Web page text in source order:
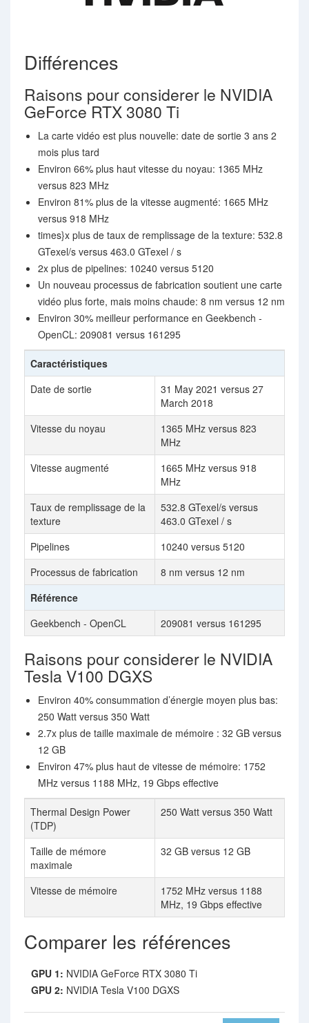
Différences
Raisons pour considerer le NVIDIA
GeForce RTX 3080 Ti
La carte vidéo est plus nouvelle: date de sortie 3 ans 2
mois plus tard
Environ 66% plus haut vitesse du noyau: 1365 MHz
versus 823 MHz
Environ 81% plus de la vitesse augmenté: 1665 MHz
versus 918 MHz
times}x plus de taux de remplissage de la texture: 532.8
GTexel/s versus 463.0 GTexel / s
2x plus de pipelines: 10240 versus 5120
Un nouveau processus de fabrication soutient une carte
vidéo plus forte, mais moins chaude: 8 nm versus 12 nm
Environ 30% meilleur performance en Geekbench -
OpenCL: 209081 versus 161295
Caractéristiques
Date de sortie
31 May 2021 versus 27
March 2018
Vitesse du noyau
1365 MHz versus 823
MHz
Vitesse augmenté
1665 MHz versus 918
MHz
Taux de remplissage de la
texture
532.8 GTexel/s versus
463.0 GTexel / s
Pipelines
10240 versus 5120
Processus de fabrication
8 nm versus 12 nm
Référence
Geekbench - OpenCL
209081 versus 161295
Raisons pour considerer le NVIDIA
Tesla V100 DGXS
Environ 40% consummation d’énergie moyen plus bas:
250 Watt versus 350 Watt
2.7x plus de taille maximale de mémoire : 32 GB versus
12 GB
Environ 47% plus haut de vitesse de mémoire: 1752
MHz versus 1188 MHz, 19 Gbps effective
Thermal Design Power
(TDP)
250 Watt versus 350 Watt
Taille de mémore
maximale
32 GB versus 12 GB
Vitesse de mémoire
1752 MHz versus 1188
MHz, 19 Gbps effective
Comparer les références
GPU 1: NVIDIA GeForce RTX 3080 Ti
GPU 2: NVIDIA Tesla V100 DGXS